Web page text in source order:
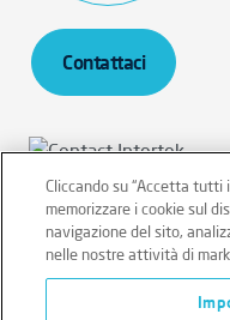
Contattaci
Intertek Italia SpA -
Privacy sito Privacy
Cliccando su “Accetta tutti
memorizzare i cookie sul
navigazione del sito,
nelle nostre attività di